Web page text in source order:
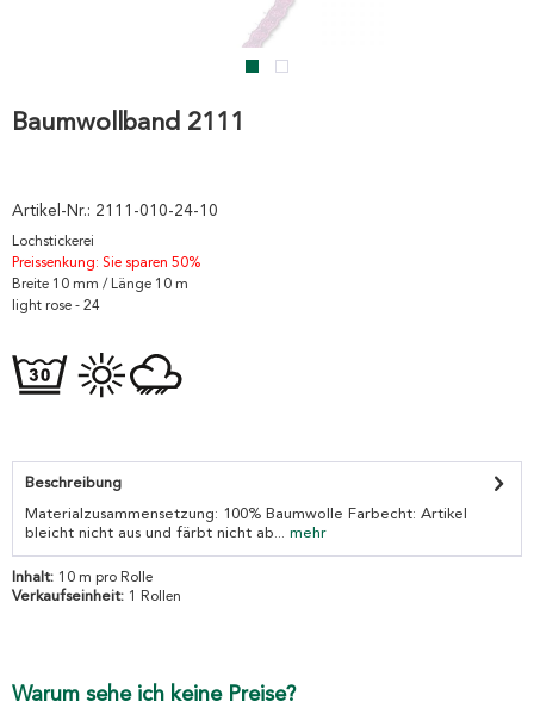
Baumwollband 2111
Artikel-Nr.: 2111-010-24-10
Lochstickerei
Preissenkung: Sie sparen 50%
Breite 10 mm / Länge 10 m
light rose - 24
Beschreibung
Materialzusammensetzung: 100% Baumwolle Farbecht: Artikel
bleicht nicht aus und färbt nicht ab... mehr
Inhalt: 10 m pro Rolle
Verkaufseinheit: 1 Rollen
Warum sehe ich keine Preise?